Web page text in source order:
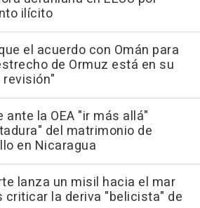
ilícito
el acuerdo con Omán para
de Ormuz está en su
ante la OEA "ir más allá"
del matrimonio de
en Nicaragua
lanza un misil hacia el mar
criticar la deriva "belicista" de